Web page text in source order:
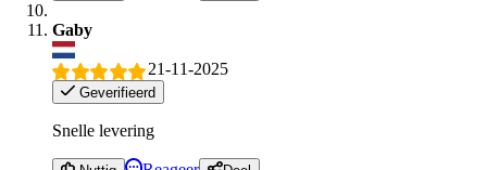
Gaby
21-11-2025
Geverifieerd
Snelle levering